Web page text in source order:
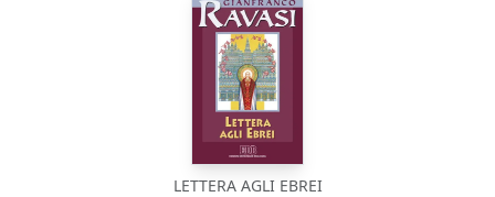
LETTERA AGLI EBREI